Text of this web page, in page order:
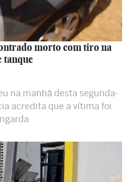
morto com tiro na
tanque
na manhã desta segunda-
acredita que a vítima foi